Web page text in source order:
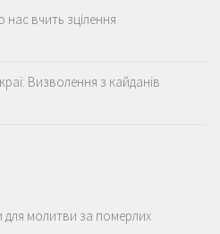
нас вчить зцілення
Визволення з кайданів
для молитви за померлих